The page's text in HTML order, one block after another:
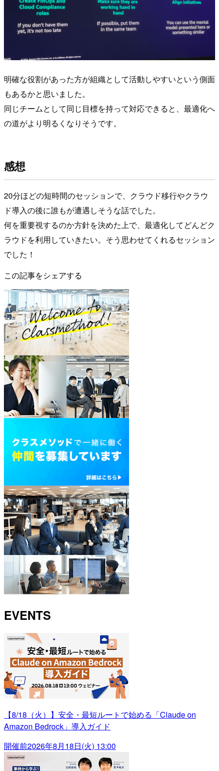
明確な役割があった方が組織として活動しやすいという側面
もあるかと思いました。
同じチームとして同じ目標を持って対応できると、最適化へ
の道がより明るくなりそうです。
感想
20分ほどの短時間のセッションで、クラウド移行やクラウ
ド導入の後に誰もが遭遇しそうな話でした。
何を重要視するのか方針を決めた上で、最適化してどんどク
ラウドを利用していきたい。そう思わせてくれるセッション
でした！
この記事をシェアする
EVENTS
【8/18（火）】安全・最短ルートで始める「Claude on
Amazon Bedrock」導入ガイド
開催前2026年8月18日(火) 13:00